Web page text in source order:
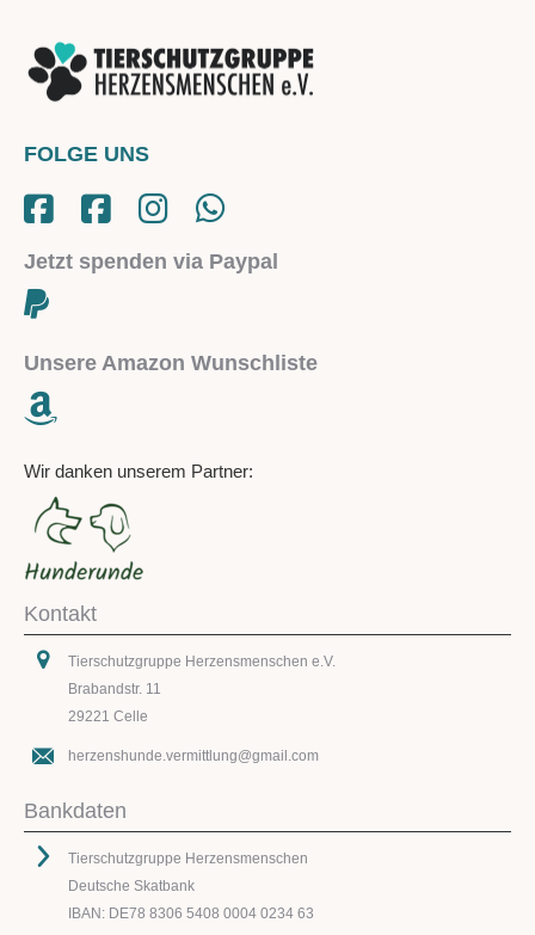
FOLGE UNS
Jetzt spenden via Paypal
Unsere Amazon Wunschliste
Wir danken unserem Partner:
Kontakt
Tierschutzgruppe Herzensmenschen e.V.
Brabandstr. 11
29221 Celle
herzenshunde.vermittlung@gmail.com
Bankdaten
Tierschutzgruppe Herzensmenschen
Deutsche Skatbank
IBAN: DE78 8306 5408 0004 0234 63